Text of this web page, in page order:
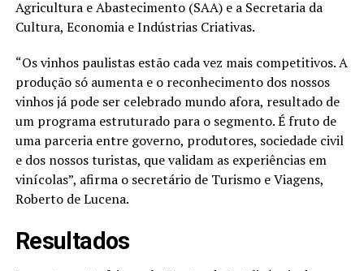
Agricultura e Abastecimento (SAA) e a Secretaria da
Cultura, Economia e Indústrias Criativas.
“Os vinhos paulistas estão cada vez mais competitivos. A
produção só aumenta e o reconhecimento dos nossos
vinhos já pode ser celebrado mundo afora, resultado de
um programa estruturado para o segmento. É fruto de
uma parceria entre governo, produtores, sociedade civil
e dos nossos turistas, que validam as experiências em
vinícolas”, afirma o secretário de Turismo e Viagens,
Roberto de Lucena.
Resultados